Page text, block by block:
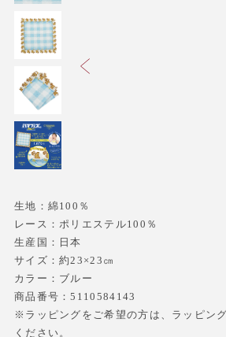
生地：綿100％
レース：ポリエステル100％
生産国：日本
サイズ：約23×23㎝
カラー：ブルー
商品番号：5110584143
※ラッピングをご希望の方は、ラッピン
ください。